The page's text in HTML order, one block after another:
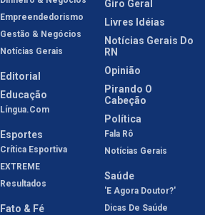
Empreendedorismo
Gestão & Negócios
Notícias Gerais
Editorial
Educação
Língua.com
Esportes
Crítica Esportiva
EXTREME
Resultados
Fato & Fé
Giro Geral
Livres Idéias
Notícias Gerais Do
RN
Opinião
Pirando O
Cabeção
Política
Fala Rô
Notícias Gerais
Saúde
'E Agora Doutor?'
Dicas De Saúde